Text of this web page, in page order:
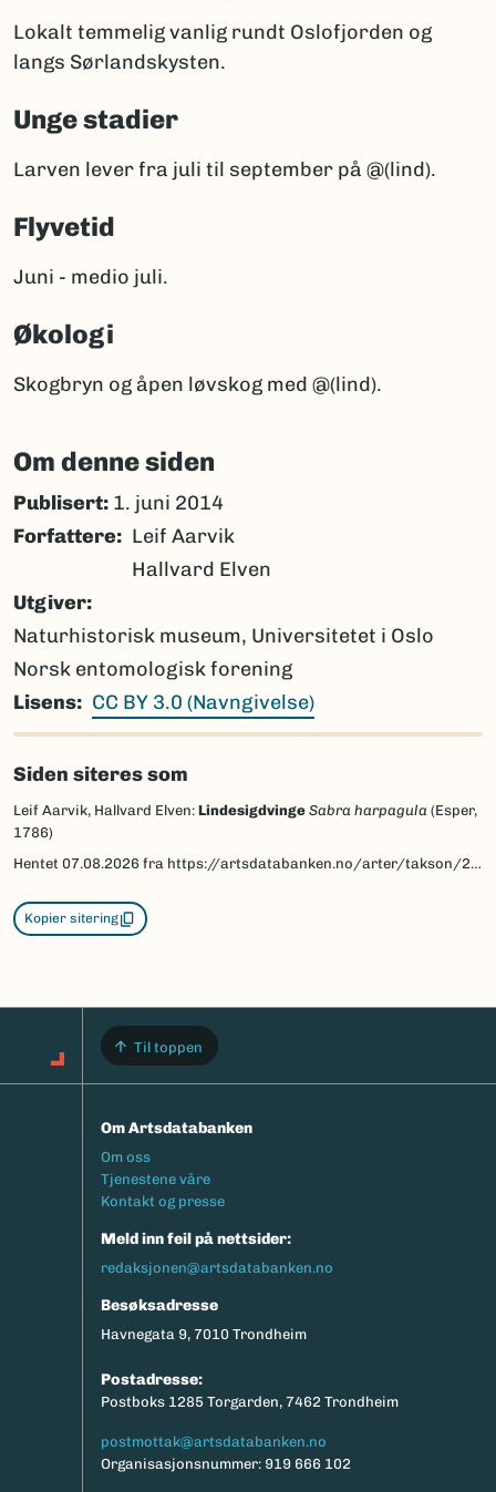
Lokalt temmelig vanlig rundt Oslofjorden og
langs Sørlandskysten.
Unge stadier
Larven lever fra juli til september på @(lind).
Flyvetid
Juni - medio juli.
Økologi
Skogbryn og åpen løvskog med @(lind).
Om denne siden
Publisert: 1. juni 2014
Forfattere
Leif Aarvik
Hallvard Elven
Utgiver
Naturhistorisk museum, Universitetet i Oslo
Norsk entomologisk forening
Lisens
CC BY 3.0 (Navngivelse)
Siden siteres som
Leif Aarvik, Hallvard Elven: Lindesigdvinge Sabra harpagula (Esper,
1786)
Hentet 07.08.2026 fra https://artsdatabanken.no/arter/takson/29924/beskrivelse
Kopier sitering
Til toppen
Om Artsdatabanken
Footermeny
Om oss
Tjenestene våre
Kontakt og presse
Meld inn feil på nettsider:
redaksjonen@artsdatabanken.no
Besøksadresse
Havnegata 9, 7010 Trondheim
Postadresse:
Postboks 1285 Torgarden, 7462 Trondheim
postmottak@artsdatabanken.no
Organisasjonsnummer: 919 666 102